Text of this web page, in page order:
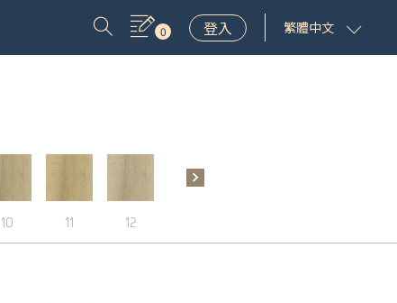
0 登入 繁體中文
10 11 12